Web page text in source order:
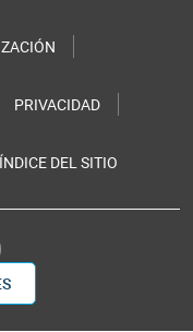
PRIVACIDAD
ÍNDICE DEL SITIO